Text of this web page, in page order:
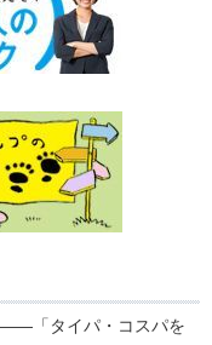
「タイパ・コスパを